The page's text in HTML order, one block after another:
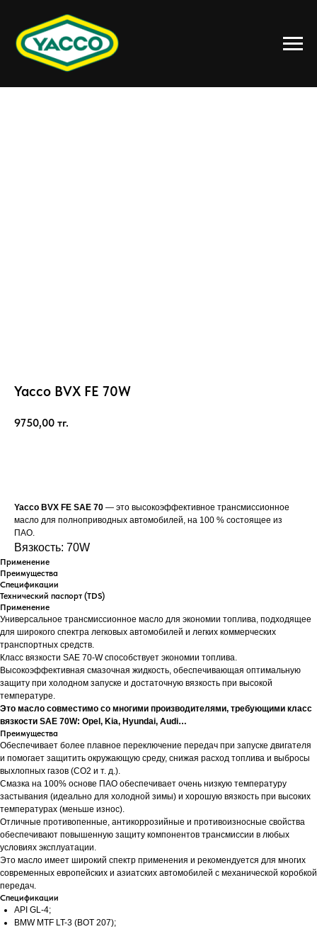
Yacco BVX FE 70W
9750,00 тг.
Yacco BVX FE SAE 70 — это высокоэффективное трансмиссионное
масло для полноприводных автомобилей, на 100 % состоящее из
ПАО.
Вязкость: 70W
Применение
Преимущества
Спецификации
Технический паспорт (TDS)
Применение
Универсальное трансмиссионное масло для экономии топлива, подходящее
для широкого спектра легковых автомобилей и легких коммерческих
транспортных средств.
Класс вязкости SAE 70-W способствует экономии топлива.
Высокоэффективная смазочная жидкость, обеспечивающая оптимальную
защиту при холодном запуске и достаточную вязкость при высокой
температуре.
Это масло совместимо со многими производителями, требующими класс
вязкости SAE 70W: Opel, Kia, Hyundai, Audi…
Преимущества
Обеспечивает более плавное переключение передач при запуске двигателя
и помогает защитить окружающую среду, снижая расход топлива и выбросы
выхлопных газов (CO2 и т. д.).
Смазка на 100% основе ПАО обеспечивает очень низкую температуру
застывания (идеально для холодной зимы) и хорошую вязкость при высоких
температурах (меньше износ).
Отличные противопенные, антикоррозийные и противоизносные свойства
обеспечивают повышенную защиту компонентов трансмиссии в любых
условиях эксплуатации.
Это масло имеет широкий спектр применения и рекомендуется для многих
современных европейских и азиатских автомобилей с механической коробкой
передач.
Спецификации
API GL-4;
BMW MTF LT-3 (BOT 207);